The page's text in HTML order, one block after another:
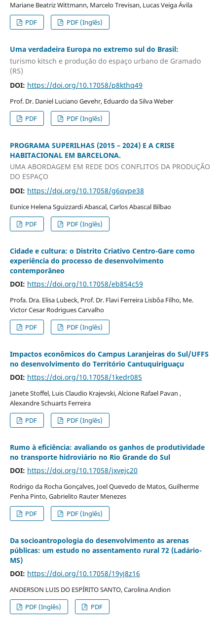
Mariane Beatriz Wittmann, Marcelo Trevisan, Lucas Veiga Ávila
PDF
PDF (Inglês)
Uma verdadeira Europa no extremo sul do Brasil:
turismo kitsch e produçāo do espaço urbano de Gramado
(RS)
DOI: https://doi.org/10.17058/p8kthq49
Prof. Dr. Daniel Luciano Gevehr, Eduardo da Silva Weber
PDF
PDF (Inglês)
PROGRAMA SUPERILHAS (2015 – 2024) E A CRISE
HABITACIONAL EM BARCELONA.
UMA ABORDAGEM EM REDE DOS CONFLITOS DA PRODUÇÃO
DO ESPAÇO
DOI: https://doi.org/10.17058/g6qvpe38
Eunice Helena Sguizzardi Abascal, Carlos Abascal Bilbao
PDF
PDF (Inglês)
Cidade e cultura: o Distrito Criativo Centro-Gare como
experiência do processo de desenvolvimento
contemporâneo
DOI: https://doi.org/10.17058/eb854c59
Profa. Dra. Elisa Lubeck, Prof. Dr. Flavi Ferreira Lisbôa Filho, Me.
Victor Cesar Rodrigues Carvalho
PDF
PDF (Inglês)
Impactos econômicos do Campus Laranjeiras do Sul/UFFS
no desenvolvimento do Território Cantuquiriguaçu
DOI: https://doi.org/10.17058/1kedr085
Janete Stoffel, Luis Claudio Krajevski, Alcione Rafael Pavan ,
Alexandre Schuarts Ferreira
PDF
PDF (Inglês)
Rumo à eficiência: avaliando os ganhos de produtividade
no transporte hidroviário no Rio Grande do Sul
DOI: https://doi.org/10.17058/jxvejc20
Rodrigo da Rocha Gonçalves, Joel Quevedo de Matos, Guilherme
Penha Pinto, Gabrielito Rauter Menezes
PDF
PDF (Inglês)
Da socioantropologia do desenvolvimento as arenas
públicas: um estudo no assentamento rural 72 (Ladário-
MS)
DOI: https://doi.org/10.17058/19yj8z16
ANDERSON LUIS DO ESPÍRITO SANTO, Carolina Andion
PDF (Inglês)
PDF